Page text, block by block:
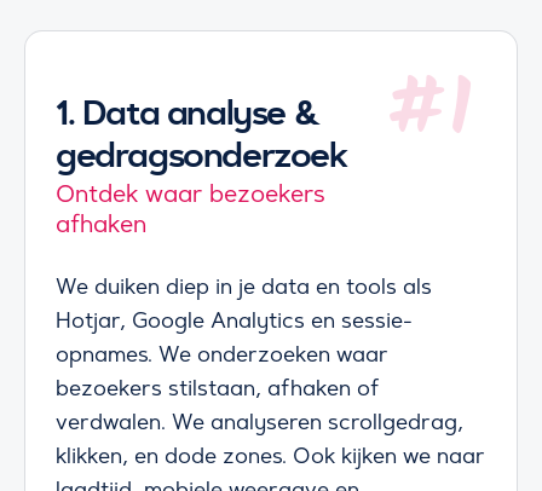
Onze werkwijze bij CRO draait om data, gedrag
en continu testen. We analyseren waar mensen
afhaken, voeren gerichte verbeteringen door en
testen net zo lang tot jouw website niet alleen
goed voelt, maar vooral goed presteert. Geen
1.Data analyse &
gedragsonderzoek
Ontdek waar bezoekers
afhaken
We duiken diep in je data en tools als
Hotjar, Google Analytics en sessie-
opnames. We onderzoeken waar
bezoekers stilstaan, afhaken of
verdwalen. We analyseren scrollgedrag,
klikken, en dode zones. Ook kijken we naar